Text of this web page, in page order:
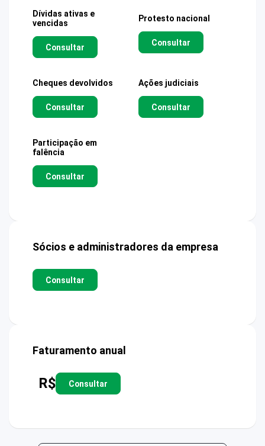
Dívidas ativas e
vencidas
Consultar
Protesto nacional
Consultar
Cheques devolvidos
Consultar
Ações judiciais
Consultar
Participação em
falência
Consultar
Sócios e administradores da empresa
Consultar
Faturamento anual
R$ Consultar